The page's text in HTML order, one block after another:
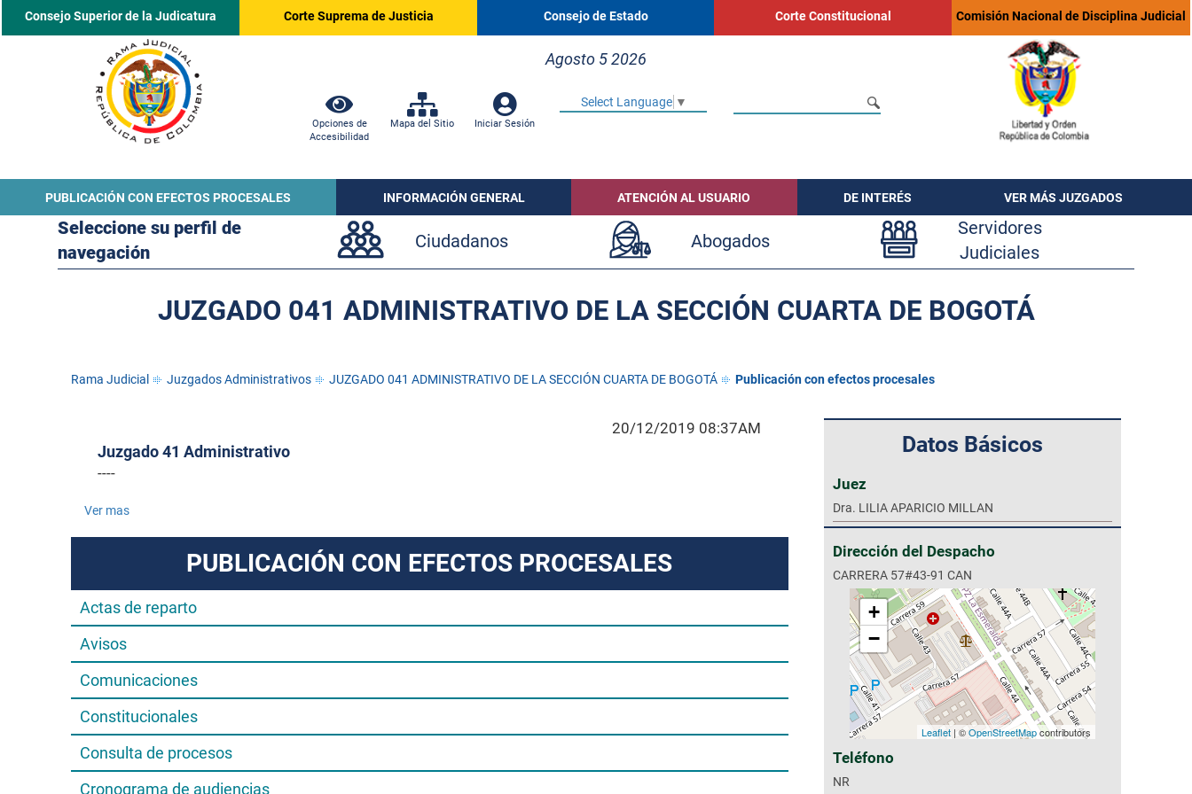
Consejo Superior de la Judicatura Corte Suprema de Justicia Consejo de Estado Corte Constitucional Comisión Nacional de Disciplina Judicial
Agosto 5 2026
Opciones de
Accesibilidad
Mapa del Sitio Iniciar Sesión
Select Language ▼
PUBLICACIÓN CON EFECTOS PROCESALES INFORMACIÓN GENERAL ATENCIÓN AL USUARIO DE INTERÉS VER MÁS JUZGADOS
Seleccione su perfil de
navegación
Ciudadanos Abogados
Servidores
Judiciales
JUZGADO 041 ADMINISTRATIVO DE LA SECCIÓN CUARTA DE BOGOTÁ
Rama Judicial Juzgados Administrativos JUZGADO 041 ADMINISTRATIVO DE LA SECCIÓN CUARTA DE BOGOTÁ Publicación con efectos procesales
20/12/2019 08:37AM
Juzgado 41 Administrativo
----
Ver mas
PUBLICACIÓN CON EFECTOS PROCESALES
Actas de reparto
Avisos
Comunicaciones
Constitucionales
Consulta de procesos
Cronograma de audiencias
Datos Básicos
Juez
Dra. LILIA APARICIO MILLAN
Dirección del Despacho
CARRERA 57#43-91 CAN
+
−
Leaflet | ©OpenStreetMapcontributors
Teléfono
NR